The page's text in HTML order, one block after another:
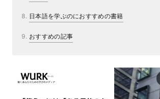
日本語を学ぶのにおすすめの書籍
おすすめの記事